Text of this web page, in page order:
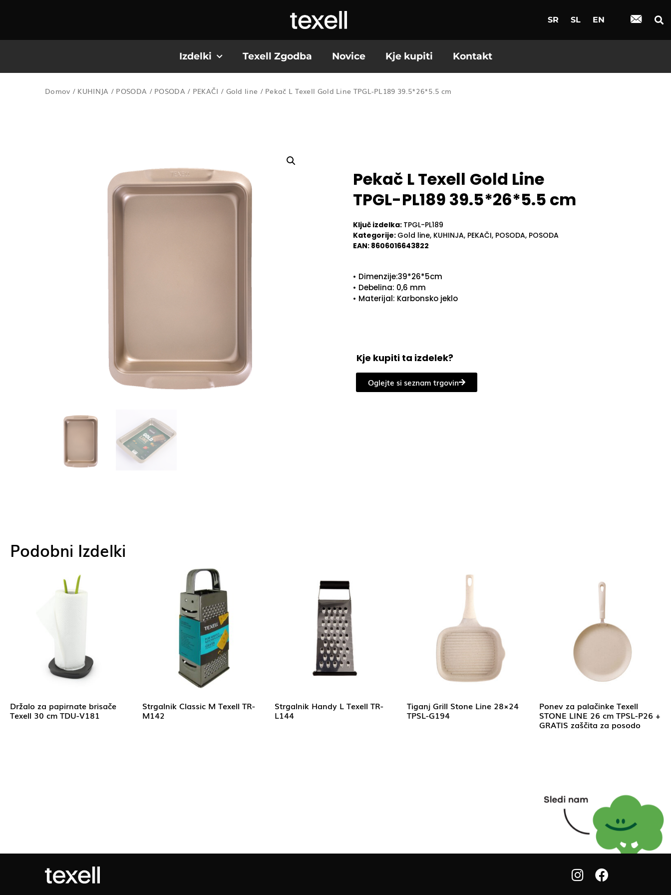
SR SL EN
Izdelki Texell Zgodba Novice Kje kupiti Kontakt
Domov / KUHINJA / POSODA / POSODA/ PEKAČI / Gold line / Pekač L Texell Gold Line TPGL-PL189 39.5*26*5.5 cm
Pekač L Texell Gold Line
TPGL-PL189 39.5*26*5.5 cm
Ključ izdelka: TPGL-PL189
Kategorije: Gold line, KUHINJA, PEKAČI, POSODA, POSODA
EAN: 8606016643822
• Dimenzije:39*26*5cm
• Debelina: 0,6 mm
• Materijal: Karbonsko jeklo
Kje kupiti ta izdelek?
Oglejte si seznam trgovin
Podobni Izdelki
Držalo za papirnate brisače
Texell 30 cm TDU-V181
Strgalnik Classic M Texell TR-
M142
Strgalnik Handy L Texell TR-
L144
Tiganj Grill Stone Line 28×24
TPSL-G194
Ponev za palačinke Texell
STONE LINE 26 cm TPSL-P26 +
GRATIS zaščita za posodo